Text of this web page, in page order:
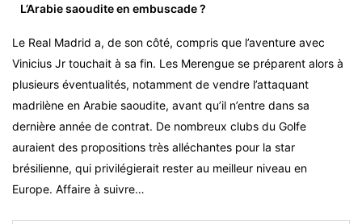
L’Arabie saoudite en embuscade ?
Le Real Madrid a, de son côté, compris que l’aventure avec
Vinicius Jr touchait à sa fin. Les Merengue se préparent alors à
plusieurs éventualités, notamment de vendre l’attaquant
madrilène en Arabie saoudite, avant qu’il n’entre dans sa
dernière année de contrat. De nombreux clubs du Golfe
auraient des propositions très alléchantes pour la star
brésilienne, qui privilégierait rester au meilleur niveau en
Europe. Affaire à suivre…